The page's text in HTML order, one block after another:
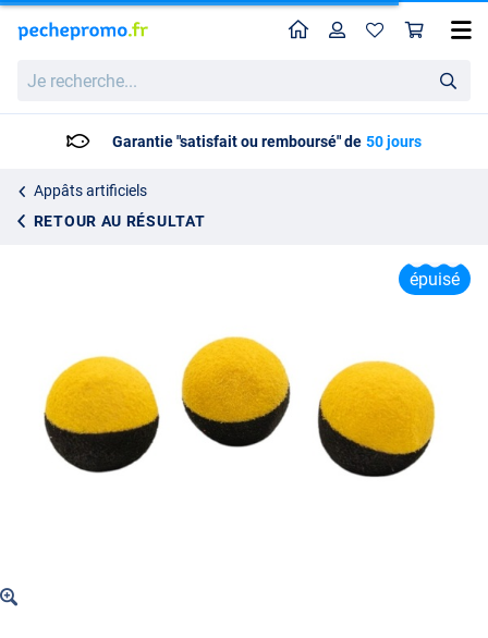
recherche...
HomeProfil
Garantie "satisfait ou remboursé" de 50 jours
Appâts artificiels
RETOUR AU RÉSULTAT
PB Products Zig Boilie Yellow/Black Appâts Imitation 12 mm (6 Pièces)
épuisé